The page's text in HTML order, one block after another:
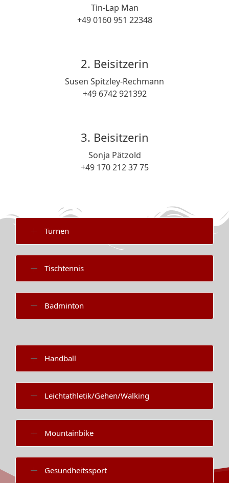
Tin-Lap Man
+49 0160 951 22348
2. Beisitzerin
Susen Spitzley-Rechmann
+49 6742 921392
3. Beisitzerin
Sonja Pätzold
+49 170 212 37 75
Turnen
Tischtennis
Badminton
Handball
Leichtathletik/Gehen/Walking
Mountainbike
Gesundheitssport